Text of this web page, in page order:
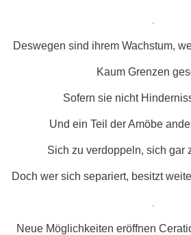
.
Deswegen sind ihrem Wachstum,
Kaum Grenzen
Sofern sie nicht
Und ein Teil der Amöbe
Sich zu verdoppeln, sich gar
Doch wer sich separiert, besitzt
.
Neue Möglichkeiten eröffnen